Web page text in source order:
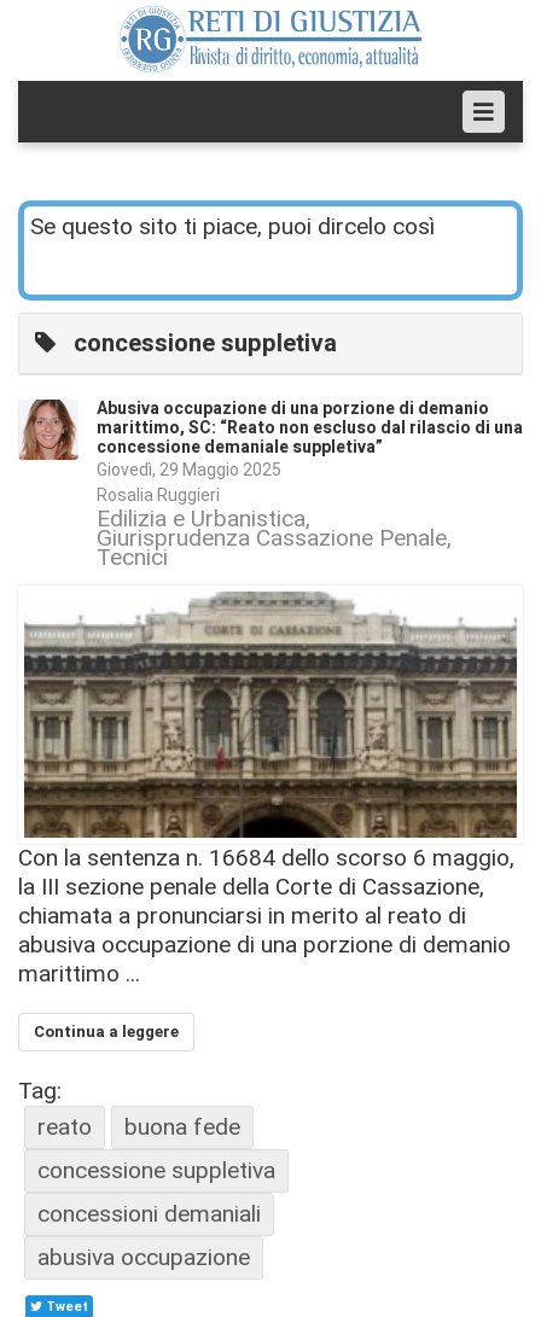
Se questo sito ti piace, puoi dircelo così
concessione suppletiva
Abusiva occupazione di una porzione di demanio
marittimo, SC: “Reato non escluso dal rilascio di una
concessione demaniale suppletiva”
Giovedì, 29 Maggio 2025
Rosalia Ruggieri
Edilizia e Urbanistica
Giurisprudenza Cassazione Penale
Tecnici
Con la sentenza n. 16684 dello scorso 6 maggio,
la III sezione penale della Corte di Cassazione,
chiamata a pronunciarsi in merito al reato di
abusiva occupazione di una porzione di demanio
marittimo ...
Continua a leggere
Tag:
reato
buona fede
concessione suppletiva
concessioni demaniali
abusiva occupazione
Tweet